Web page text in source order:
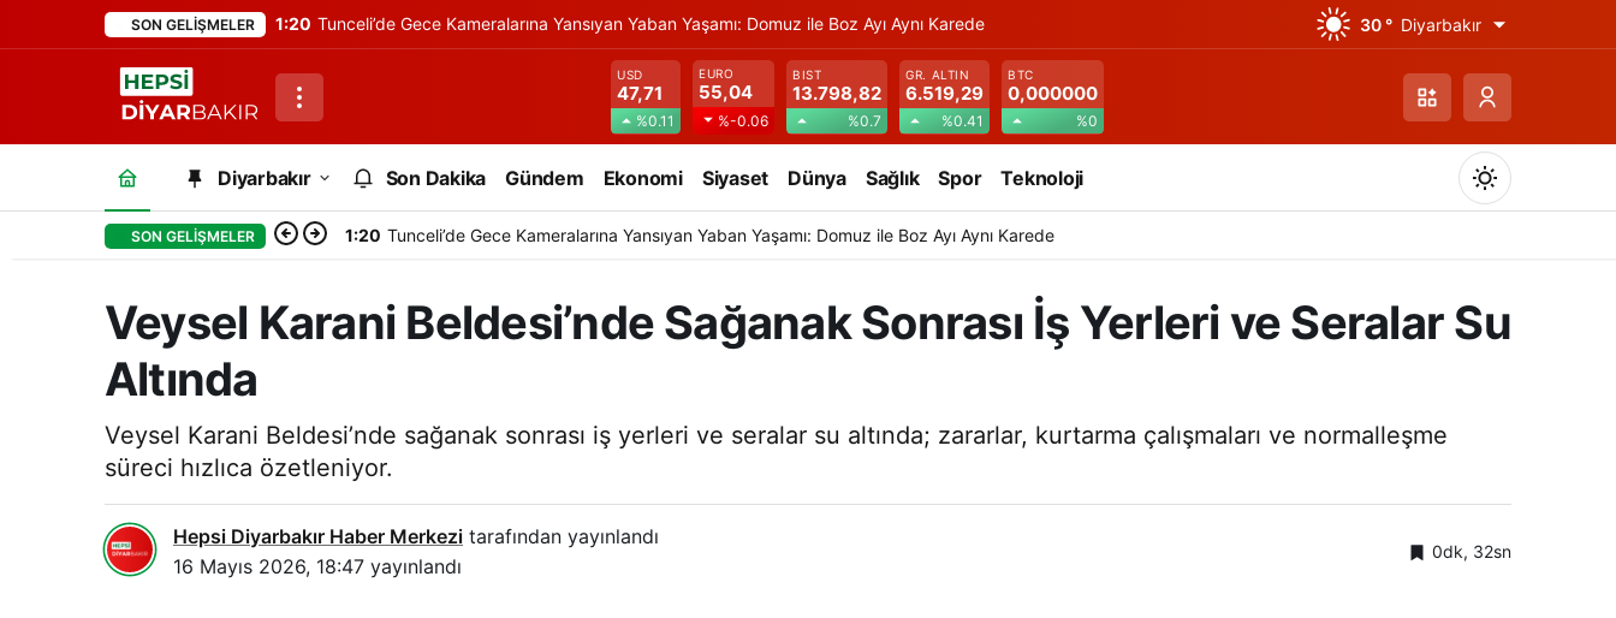
SON GELIŞMELER 1:20 Tunceli’de Gece Kameralarına Yansıyan Yaban Yaşamı: Domuz ile Boz Ayı Aynı Karede 30 ° Diyarbakır
USD
47,71
%0.11
EURO
55,04
%-0.06
BIST
13.798,82
%0.7
GR. ALTIN
6.519,29
%0.41
BTC
0,000000
%0
Diyarbakır Son Dakika Gündem Ekonomi Siyaset Dünya Sağlık Spor Teknoloji
SON GELIŞMELER 1:20 Tunceli’de Gece Kameralarına Yansıyan Yaban Yaşamı: Domuz ile Boz Ayı Aynı Karede
Veysel Karani Beldesi’nde Sağanak Sonrası İş Yerleri ve Seralar Su
Altında
Veysel Karani Beldesi’nde sağanak sonrası iş yerleri ve seralar su altında; zararlar, kurtarma çalışmaları ve normalleşme
süreci hızlıca özetleniyor.
Hepsi Diyarbakır Haber Merkezi tarafından yayınlandı
16 Mayıs 2026, 18:47 yayınlandı
0dk, 32sn